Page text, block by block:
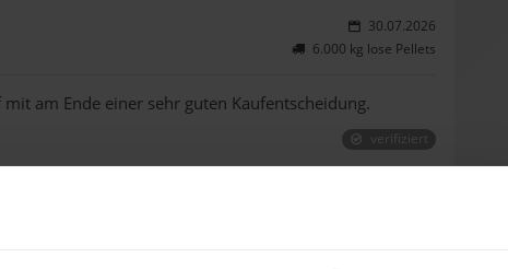
30.07.2026
6.000 kg lose Pellets
am Ende einer sehr guten Kaufentscheidung.
verifiziert